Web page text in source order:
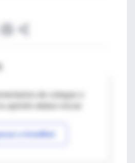
de colegas o
a IntraMed